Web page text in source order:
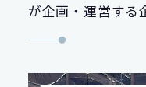
が企画・運営する